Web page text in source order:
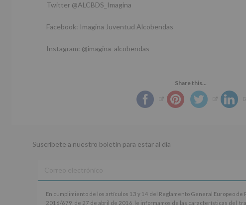
Twitter @ALCBDS_Imagina
Facebook: Imagina Juventud Alcobendas
Instagram: @imagina_alcobendas
Share this...
Suscríbete a nuestro boletín para estar al día
cumplimiento
En cumplimiento de los artículos 13 y 14 del Reglamento General Europeo de
2016/679, de 27 de abril de 2016, le informamos de las características del